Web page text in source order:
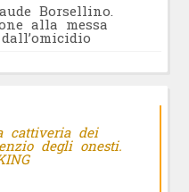
Borsellino.
alla messa
cattiveria dei
degli onesti.